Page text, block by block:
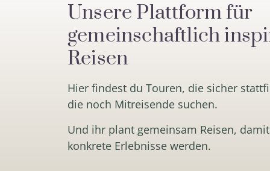
Unsere Plattform für
gemeinschaftlich
Reisen
Hier findest du Touren, die sicher
die noch Mitreisende suchen.
Und ihr plant gemeinsam Reisen,
konkrete Erlebnisse werden.